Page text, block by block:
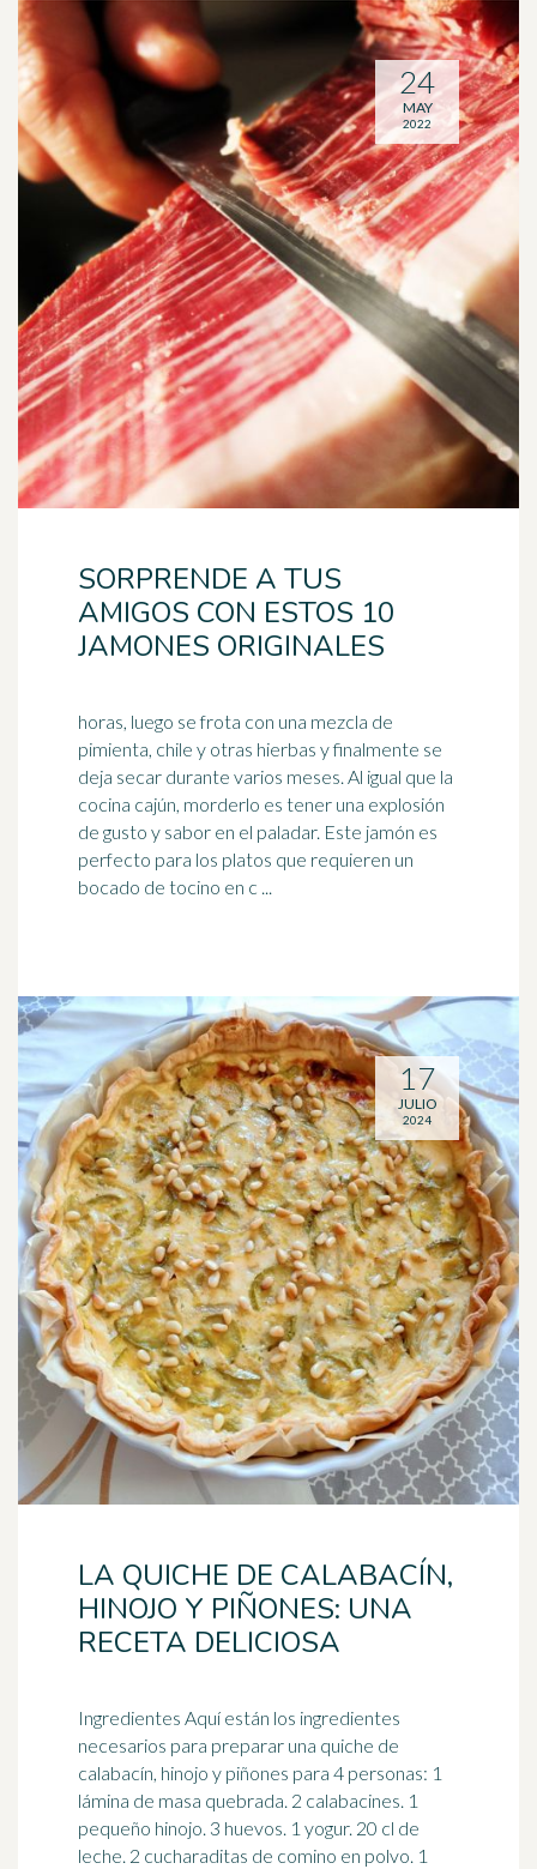
SORPRENDE A TUS
AMIGOS CON ESTOS 10
JAMONES ORIGINALES
horas, luego se frota con una mezcla de
pimienta, chile y otras hierbas y finalmente se
deja secar durante varios meses. Al igual que la
cocina cajún, morderlo es tener una explosión
de gusto y sabor en el paladar. Este jamón es
perfecto para los platos que requieren un
bocado de tocino en c ...
24
MAY
2022
LA QUICHE DE CALABACÍN,
HINOJO Y PIÑONES: UNA
RECETA DELICIOSA
Ingredientes Aquí están los ingredientes
necesarios para preparar una quiche de
calabacín, hinojo y piñones para 4 personas: 1
lámina de masa quebrada. 2 calabacines. 1
pequeño hinojo. 3 huevos. 1 yogur. 20 cl de
leche. 2 cucharaditas de comino en polvo. 1
17
JULIO
2024